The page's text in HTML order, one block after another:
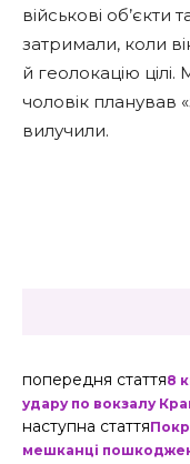
військові об’єкти
затримали, коли
й геолокацію
чоловік планував
вилучили.
попередня стаття8
удару по вокзалу
наступна стаття
мешканці